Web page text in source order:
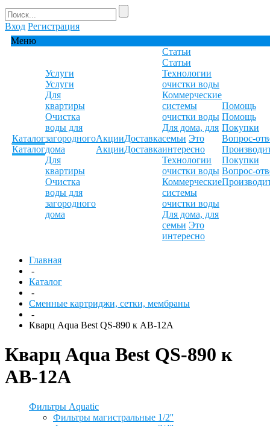
Вход Регистрация
Меню
Каталог
Каталог
Услуги
Услуги
Для
квартиры
Очистка
воды для
загородного
дома
Для
квартиры
Очистка
воды для
загородного
дома
Акции
Акции
Доставка
Доставка
Статьи
Статьи
Технологии
очистки воды
Коммерческие
системы
очистки воды
Для дома, для
семьи Это
интересно
Технологии
очистки воды
Коммерческие
системы
очистки воды
Для дома, для
семьи Это
интересно
Помощь
Помощь
Покупки
Вопрос-
Покупки
Вопрос-
Главная
-
Каталог
-
Сменные картриджи, сетки, мембраны
-
Кварц Aqua Best QS-890 к АВ-12А
Кварц Aqua Best QS-890 к
АВ-12А
Фильтры Aquatic
Фильтры магистральные 1/2''